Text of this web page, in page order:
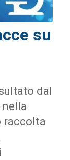
su
dal
raccolta